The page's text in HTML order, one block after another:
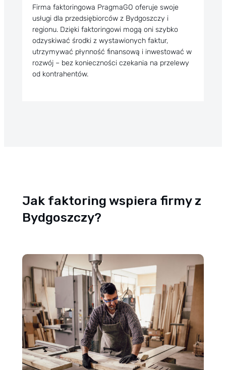
Firma faktoringowa PragmaGO oferuje swoje
usługi dla przedsiębiorców z Bydgoszczy i
regionu. Dzięki faktoringowi mogą oni szybko
odzyskiwać środki z wystawionych faktur,
utrzymywać płynność finansową i inwestować w
rozwój – bez konieczności czekania na przelewy
od kontrahentów.
Jak faktoring wspiera firmy z
Bydgoszczy?